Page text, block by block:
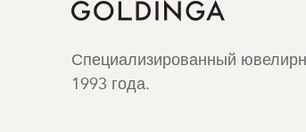
Специализированный
1993 года.